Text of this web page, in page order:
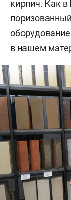
кирпич. Как
в нашем